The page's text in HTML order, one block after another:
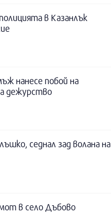
в Казанлък
нанесе побой на
дежурство
седнал зад волана на
в село Дъбово